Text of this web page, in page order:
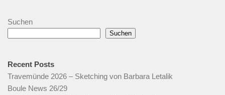
Suchen
Suchen
Recent Posts
Travemünde 2026 – Sketching von Barbara Letalik
Boule News 26/29